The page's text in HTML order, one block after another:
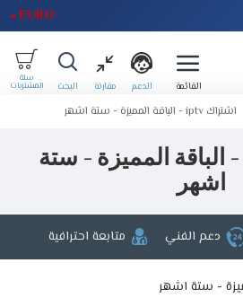
EURO
اشتراك iptv - الباقة المميزة - ستة اشهر
اشتراك iptv - الباقة المميزة - ستة
اشهر
دعم الفني متابعة احترافية